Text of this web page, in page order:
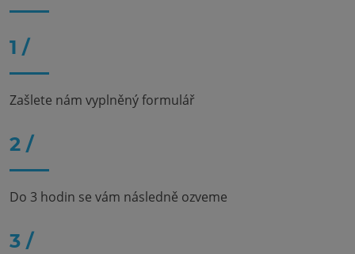
1 /
Zašlete nám vyplněný formulář
2 /
Do 3 hodin se vám následně ozveme
3 /